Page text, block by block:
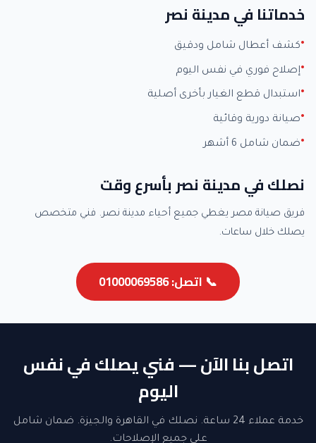
خدماتنا في مدينة نصر
كشف أعطال شامل ودقيق
إصلاح فوري في نفس اليوم
استبدال قطع الغيار بأخرى أصلية
صيانة دورية وقائية
ضمان شامل 6 أشهر
نصلك في مدينة نصر بأسرع وقت
فريق صيانة مصر يغطي جميع أحياء مدينة نصر. فني متخصص
يصلك خلال ساعات.
📞 اتصل: 01000069586
اتصل بنا الآن — فني يصلك في نفس
اليوم
خدمة عملاء 24 ساعة. نصلك في القاهرة والجيزة. ضمان شامل
على جميع الإصلاحات.